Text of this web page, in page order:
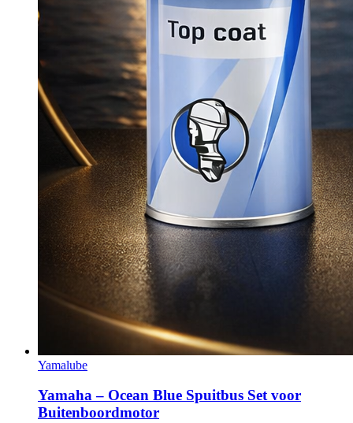
Yamalube
Yamaha – Ocean Blue Spuitbus Set voor
Buitenboordmotor